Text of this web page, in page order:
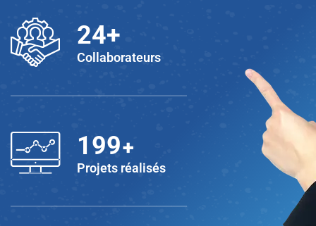
25+
Collaborateurs
200+
Projets réalisés